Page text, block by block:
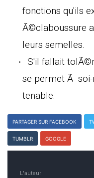
fonctions qu'ils
Ã©claboussure
leurs semelles.
S'il fallait
se permet Ã soi-
tenable.
PARTAGER SUR FACEBOOK
TUMBLR GOOGLE
L'auteur